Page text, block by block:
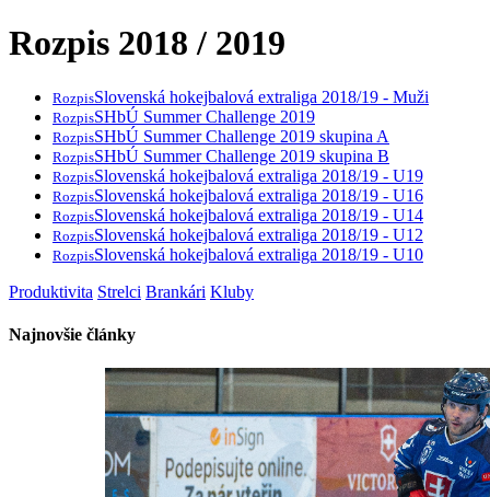
Rozpis 2018 / 2019
RozpisSlovenská hokejbalová extraliga 2018/19 - Muži
RozpisSHbÚ Summer Challenge 2019
RozpisSHbÚ Summer Challenge 2019 skupina A
RozpisSHbÚ Summer Challenge 2019 skupina B
RozpisSlovenská hokejbalová extraliga 2018/19 - U19
RozpisSlovenská hokejbalová extraliga 2018/19 - U16
RozpisSlovenská hokejbalová extraliga 2018/19 - U14
RozpisSlovenská hokejbalová extraliga 2018/19 - U12
RozpisSlovenská hokejbalová extraliga 2018/19 - U10
Produktivita Strelci Brankári Kluby
Najnovšie články